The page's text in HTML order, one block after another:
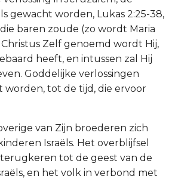
gewacht worden, Lukas 2:25-38,
baren zoude (zo wordt Maria
Zelf genoemd wordt Hij,
heeft, en intussen zal Hij
Goddelijke verlossingen
worden, tot de tijd, die ervoor
van Zijn broederen zich
Israëls. Het overblijfsel
tot de geest van de
en het volk in verbond met